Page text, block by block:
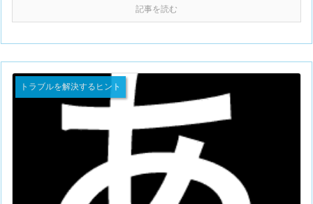
記事を読む
トラブルを解決するヒント